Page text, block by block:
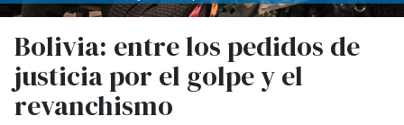
Bolivia: entre los pedidos de
justicia por el golpe y el
revanchismo